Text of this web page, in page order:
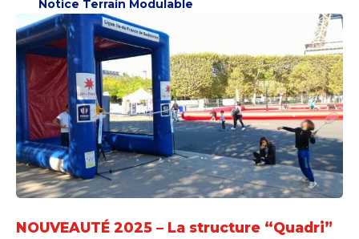
Notice Terrain Modulable
NOUVEAUTÉ 2025 – La structure “Quadri”